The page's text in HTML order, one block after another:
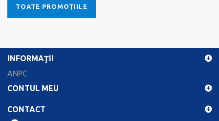
TOATE PROMOȚIILE
INFORMAŢII
ANPC
CONTUL MEU
CONTACT